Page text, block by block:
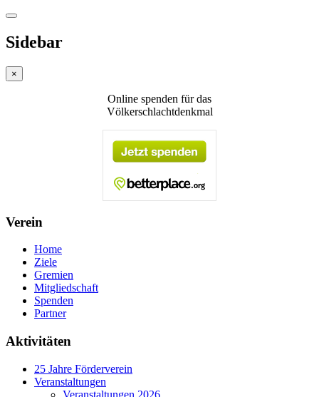
Sidebar
×
Online spenden für das
Völkerschlachtdenkmal
Verein
Home
Ziele
Gremien
Mitgliedschaft
Spenden
Partner
Aktivitäten
25 Jahre Förderverein
Veranstaltungen
Veranstaltungen 2026